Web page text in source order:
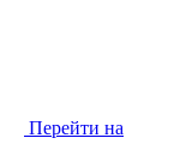
Перейти на